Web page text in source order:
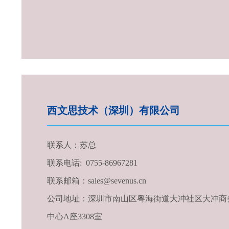
西文思技术（深圳）有限公司
联系人：苏总
联系电话: 0755-86967281
联系邮箱：sales@sevenus.cn
公司地址：深圳市南山区粤海街道大冲社区大冲商
中心A座3308室